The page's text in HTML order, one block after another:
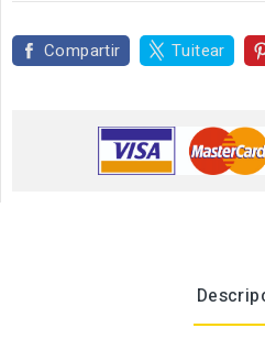
Compartir Tuitear